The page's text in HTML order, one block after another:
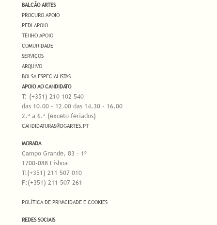
BALCÃO ARTES
PROCURO APOIO
PEDI APOIO
TENHO APOIO
COMUNIDADE
SERVIÇOS
ARQUIVO
BOLSA ESPECIALISTAS
APOIO AO CANDIDATO
T: (+351) 210 102 540
das 10.00 - 12.00 das 14.30 - 16.00
2.ª a 6.ª (exceto feriados)
CANDIDATURAS@DGARTES.PT
MORADA
Campo Grande, 83 - 1º
1700-088 Lisboa
T:(+351) 211 507 010
F:(+351) 211 507 261
POLÍTICA DE PRIVACIDADE E COOKIES
REDES SOCIAIS